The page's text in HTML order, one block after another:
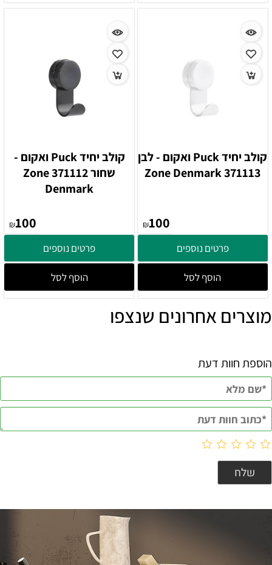
קולב יחיד Puck ואקום - לבן
371113 Zone Denmark
₪100
פרטים נוספים
הוסף לסל
קולב יחיד Puck ואקום -
שחור 371112 Zone
Denmark
₪100
פרטים נוספים
הוסף לסל
מוצרים אחרונים שנצפו
הוספת חוות דעת